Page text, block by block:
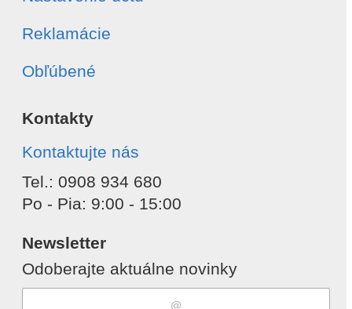
Reklamácie
Obľúbené
Kontakty
Kontaktujte nás
Tel.: 0908 934 680
Po - Pia: 9:00 - 15:00
Newsletter
Odoberajte aktuálne novinky